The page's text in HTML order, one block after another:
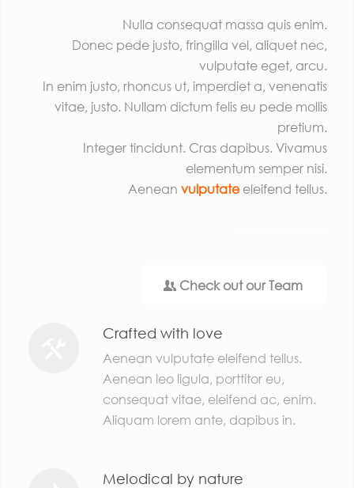
Nulla consequat massa quis enim.
Donec pede justo, fringilla vel, aliquet nec,
vulputate eget, arcu.
In enim justo, rhoncus ut, imperdiet a, venenatis
vitae, justo. Nullam dictum felis eu pede mollis
pretium.
Integer tincidunt. Cras dapibus. Vivamus
elementum semper nisi.
Aeneanvulputateeleifend tellus.
Check out our Team
Crafted with love
Aenean vulputate eleifend tellus.
Aenean leo ligula, porttitor eu,
consequat vitae, eleifend ac, enim.
Aliquam lorem ante, dapibus in.
Melodical by nature